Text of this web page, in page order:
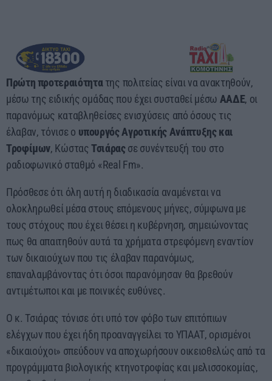
Πρώτη προτεραιότητατης πολιτείας είναι να ανακτηθούν,
μέσω της ειδικής ομάδας που έχει συσταθεί μέσω ΑΑΔΕ, οι
παρανόμως καταβληθείσες ενισχύσεις από όσους τις
έλαβαν, τόνισε ο υπουργός Αγροτικής Ανάπτυξης και
Τροφίμων, ΚώσταςΤσιάραςσε συνέντευξή του στο
ραδιοφωνικό σταθμό «Real Fm».
Πρόσθεσε ότι όλη αυτή η διαδικασία αναμένεται να
ολοκληρωθεί μέσα στους επόμενους μήνες, σύμφωνα με
τους στόχους που έχει θέσει η κυβέρνηση, σημειώνοντας
πως θα απαιτηθούν αυτά τα χρήματα στρεφόμενη εναντίον
των δικαιούχων που τις έλαβαν παρανόμως,
επαναλαμβάνοντας ότι όσοι παρανόμησαν θα βρεθούν
αντιμέτωποι και με ποινικές ευθύνες.
Ο κ. Τσιάρας τόνισε ότι υπό τον φόβο των επιτόπιων
ελέγχων που έχει ήδη προαναγγείλει το ΥΠΑΑΤ, ορισμένοι
«δικαιούχοι» σπεύδουν να αποχωρήσουν οικειοθελώς από τα
προγράμματα βιολογικής κτηνοτροφίας και μελισσοκομίας,